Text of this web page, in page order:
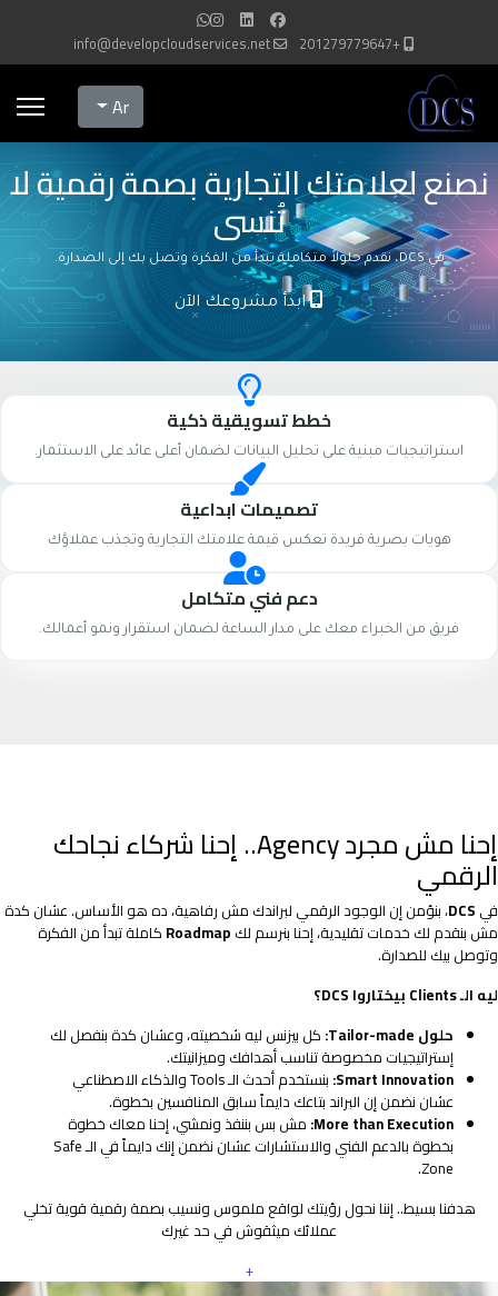
+201279779647
info@developcloudservices.net
Select your language
Ar
نصنع لعلامتك التجارية بصمة رقمية لا
تُنسى
في DCS، نقدم حلولاً متكاملة تبدأ من الفكرة وتصل بك إلى الصدارة.
ابدأ مشروعك الآن
خطط تسويقية ذكية
استراتيجيات مبنية على تحليل البيانات لضمان أعلى عائد على الاستثمار.
تصميمات ابداعية
هويات بصرية فريدة تعكس قيمة علامتك التجارية وتجذب عملاؤك
دعم فني متكامل
فريق من الخبراء معك على مدار الساعة لضمان استقرار ونمو أعمالك.
إحنا مش مجرد Agency.. إحنا شركاء نجاحك
الرقمي
في DCS، بنؤمن إن الوجود الرقمي لبراندك مش رفاهية، ده هو الأساس. عشان كدة
مش بنقدم لك خدمات تقليدية، إحنا بنرسم لك Roadmap كاملة تبدأ من الفكرة
وتوصل بيك للصدارة.
ليه الـ Clients بيختاروا DCS؟
حلول Tailor-made:
كل بيزنس ليه شخصيته، وعشان كدة بنفصل لك
إستراتيجيات مخصوصة تناسب أهدافك وميزانيتك.
Smart Innovation:
بنستخدم أحدث الـ Tools والذكاء الاصطناعي
عشان نضمن إن البراند بتاعك دايماً سابق المنافسين بخطوة.
More than Execution: مش بس بننفذ ونمشي، إحنا معاك خطوة
بخطوة بالدعم الفني والاستشارات عشان نضمن إنك دايماً في الـ Safe
Zone.
هدفنا بسيط.. إننا نحول رؤيتك لواقع ملموس ونسيب بصمة رقمية قوية تخلي
عملائك ميثقوش في حد غيرك
+